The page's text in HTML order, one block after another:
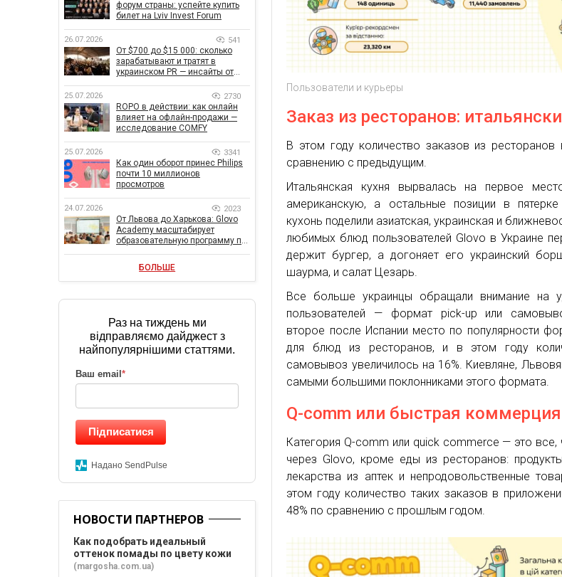
Пользователи и курьеры
Заказ из ресторанов:
В этом году количество заказов из
сравнению с предыдущим.
Итальянская кухня вырвалась на первое
американскую, а остальные позиции в
кухонь поделили азиатская, украинская и
любимых блюд пользователей Glovo в Украине
держит бургер, а догоняет его украинский
шаурма, и салат Цезарь.
Все больше украинцы обращали внимание на
пользователей — формат pick-up или
второе после Испании место по популярности
для блюд из ресторанов, и в этом году
самовывоз увеличилось на 16%. Киевляне,
самыми большими поклонниками этого формата.
Q-comm или быстрая коммерция
Категория Q-comm или quick commerce — это
через Glovo, кроме еды из ресторанов:
лекарства из аптек и непродовольственные
этом году количество таких заказов в
48% по сравнению с прошлым годом.
форум страны: успейте купить
билет на Lviv Invest Forum
26.07.2026 541
От $700 до $15 000: сколько
зарабатывают и тратят в
украинском PR — инсайты от
25.07.2026 2730
ROPO в действии: как онлайн
влияет на офлайн-продажи —
исследование COMFY
25.07.2026 3341
Как один оборот принес Philips
почти 10 миллионов
просмотров
24.07.2026 2023
От Львова до Харькова: Glovo
Academy масштабирует
образовательную программу по
бизнеса
БОЛЬШЕ
Раз на тиждень ми
відправляємо дайджест з
найпопулярнішими статтями.
Ваш email *
Підписатися
Надано SendPulse
НОВОСТИ ПАРТНЕРОВ
Как подобрать идеальный
оттенок помады по цвету кожи
(margosha.com.ua)